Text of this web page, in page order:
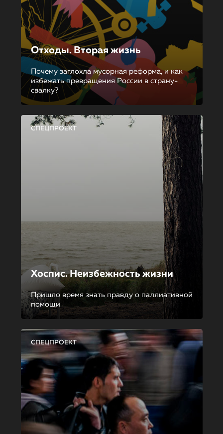
Отходы. Вторая жизнь
Почему заглохла мусорная реформа, и как
избежать превращения России в страну-
свалку?
СПЕЦПРОЕКТ
Хоспис. Неизбежность жизни
Пришло время знать правду о паллиативной
помощи
СПЕЦПРОЕКТ